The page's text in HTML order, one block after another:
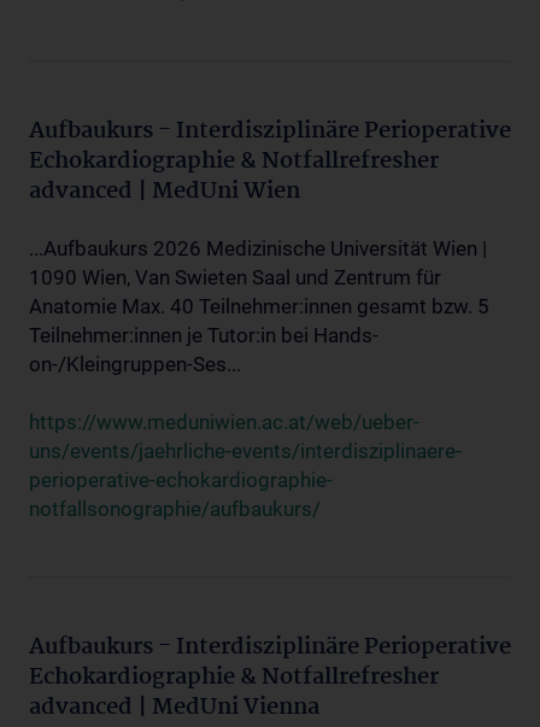
Aufbaukurs - Interdisziplinäre Perioperative
Echokardiographie & Notfallrefresher
advanced | MedUni Wien
...Aufbaukurs 2026 Medizinische Universität Wien |
1090 Wien, Van Swieten Saal und Zentrum für
Anatomie Max. 40 Teilnehmer:innen gesamt bzw. 5
Teilnehmer:innen je Tutor:in bei Hands-
on-/Kleingruppen-Ses...
https://www.meduniwien.ac.at/web/ueber-
uns/events/jaehrliche-events/interdisziplinaere-
perioperative-echokardiographie-
notfallsonographie/aufbaukurs/
Aufbaukurs - Interdisziplinäre Perioperative
Echokardiographie & Notfallrefresher
advanced | MedUni Vienna